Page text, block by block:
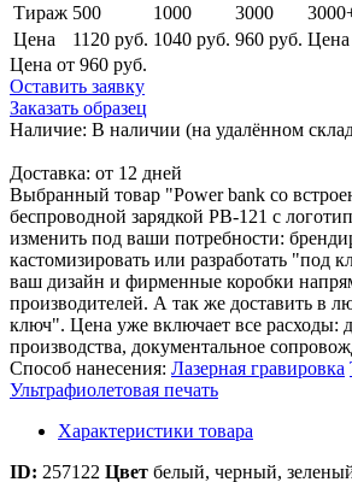
Тираж 500 1000 3000
Цена
1120 руб. 1040 руб. 960 руб. Цена
Цена от 960 руб.
Оставить заявку
Заказать образец
Наличие: В наличии (на удалённом
Доставка: от 12 дней
Выбранный товар "Power bank со
беспроводной зарядкой PB-121 с
изменить под ваши потребности:
кастомизировать или разработать "под
ваш дизайн и фирменные коробки
производителей. А так же доставить в
ключ". Цена уже включает все расходы:
производства, документальное
Способ нанесения: Лазерная гравировка
Ультрафиолетовая печать
Характеристики товара
ID: 257122 Цвет белый, черный,